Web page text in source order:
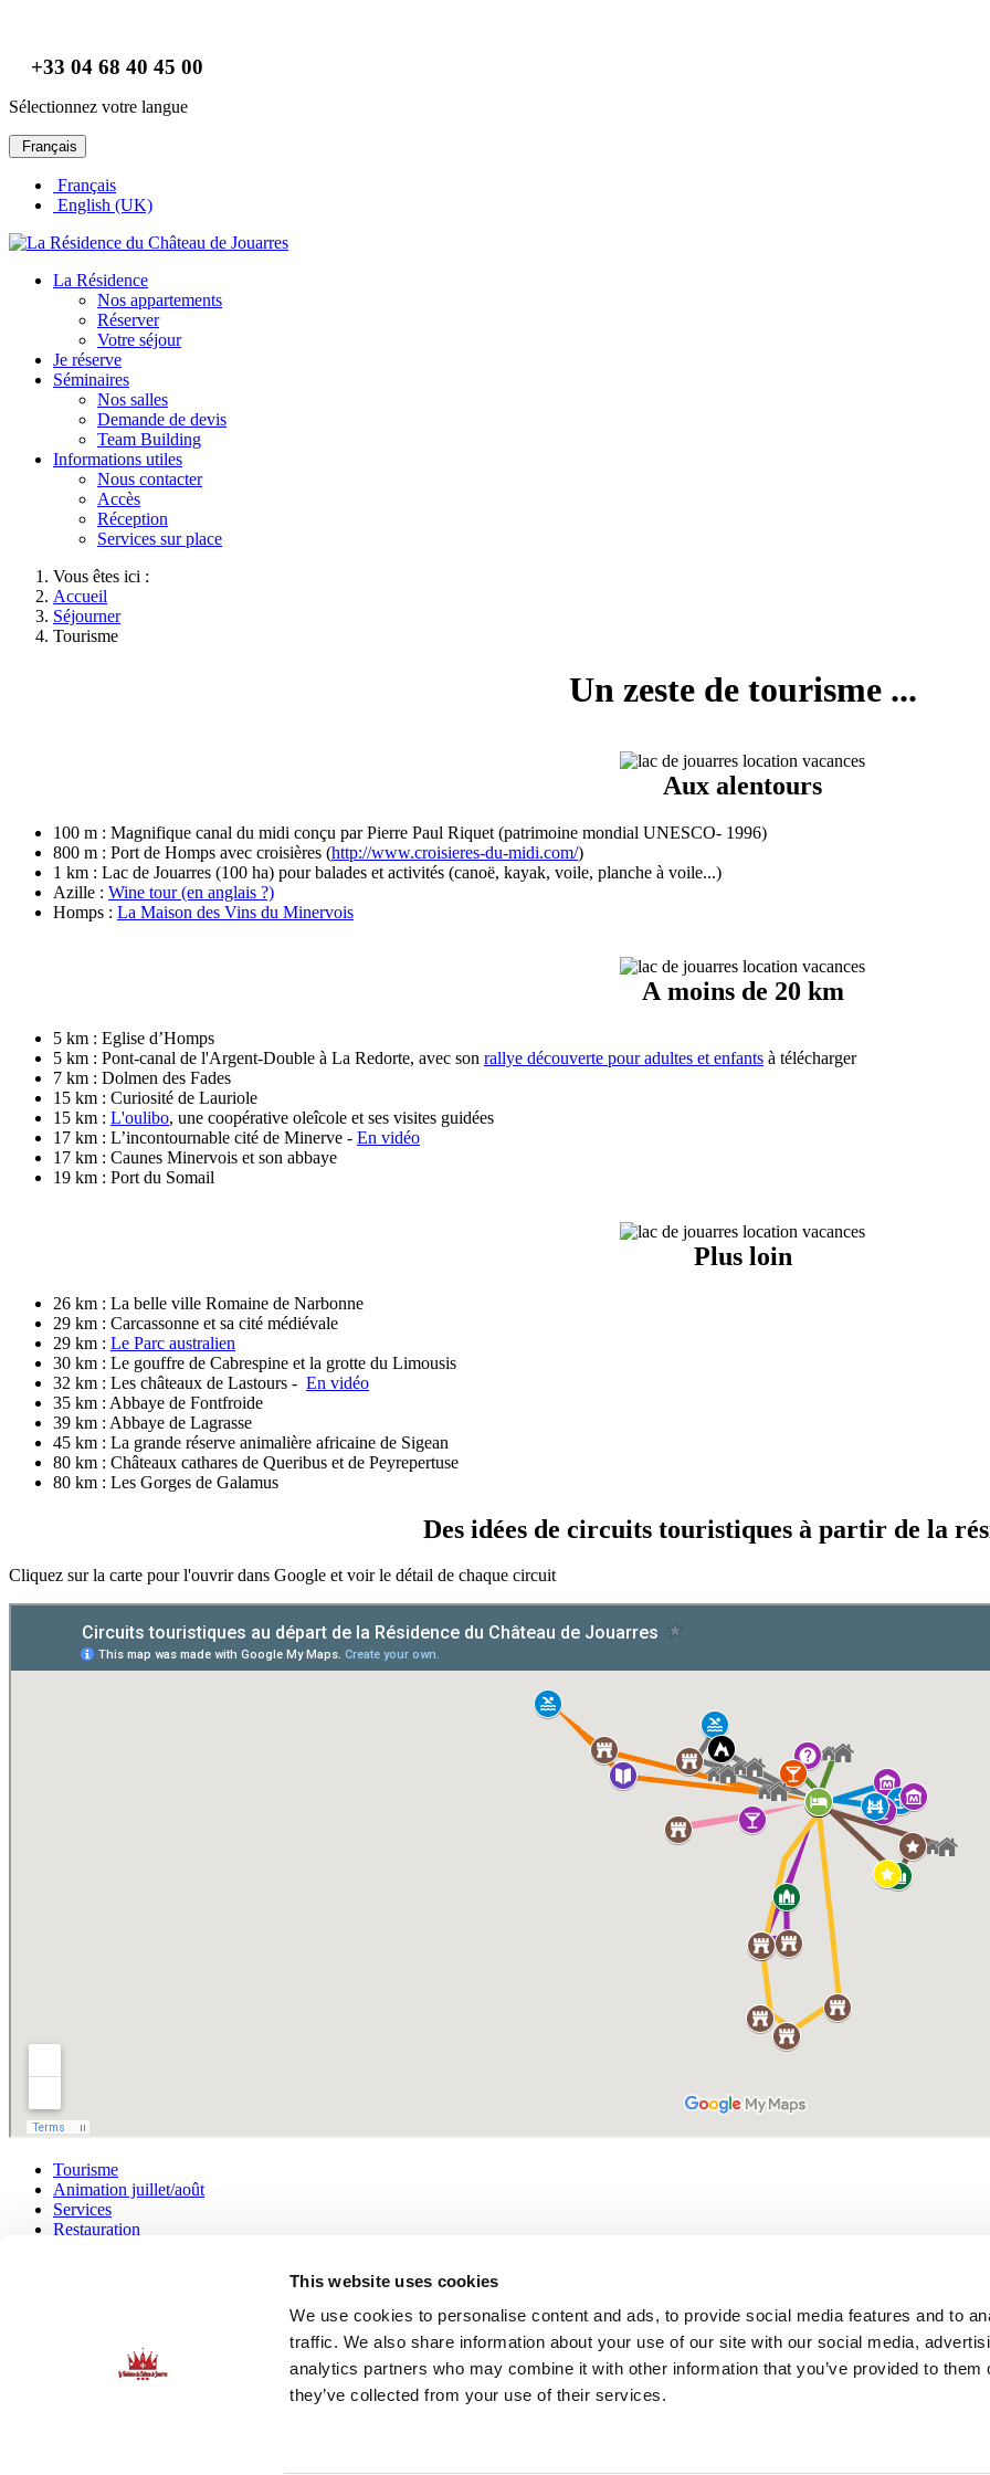
This website uses cookies
We use cookies to personalise content and ads, to provide social media features and to
traffic. We also share information about your use of our site with our social media,
analytics partners who may combine it with other information that you’ve provided to them
they’ve collected from your use of their services.
+33 04 68 40 45 00
Sélectionnez votre langue
Français
Français
English (UK)
La Résidence
Nos appartements
Réserver
Votre séjour
Je réserve
Séminaires
Nos salles
Demande de devis
Team Building
Informations utiles
Nous contacter
Accès
Réception
Services sur place
Vous êtes ici :
Accueil
Séjourner
Tourisme
Un zeste de tourisme ...
Aux alentours
100 m : Magnifique canal du midi conçu par Pierre Paul Riquet (patrimoine mondial UNESCO- 1996)
800 m : Port de Homps avec croisières (http://www.croisieres-du-midi.com/)
1 km : Lac de Jouarres (100 ha) pour balades et activités (canoë, kayak, voile, planche à voile...)
Azille : Wine tour (en anglais ?)
Homps : La Maison des Vins du Minervois
A moins de 20 km
5 km : Eglise d’Homps
5 km : Pont-canal de l'Argent-Double à La Redorte, avec son rallye découverte pour adultes et enfants à télécharger
7 km : Dolmen des Fades
15 km : Curiosité de Lauriole
15 km : L'oulibo, une coopérative oleîcole et ses visites guidées
17 km : L’incontournable cité de Minerve - En vidéo
17 km : Caunes Minervois et son abbaye
19 km : Port du Somail
Plus loin
26 km : La belle ville Romaine de Narbonne
29 km : Carcassonne et sa cité médiévale
29 km : Le Parc australien
30 km : Le gouffre de Cabrespine et la grotte du Limousis
32 km : Les châteaux de Lastours - En vidéo
35 km : Abbaye de Fontfroide
39 km : Abbaye de Lagrasse
45 km : La grande réserve animalière africaine de Sigean
80 km : Châteaux cathares de Queribus et de Peyrepertuse
80 km : Les Gorges de Galamus
Des idées de circuits touristiques à partir de la
Cliquez sur la carte pour l'ouvrir dans Google et voir le détail de chaque circuit
Tourisme
Animation juillet/août
Services
Restauration
© 2024 La Résidence du Château de Jouarres
Mentions légales|Politique de confidentialité|CGV